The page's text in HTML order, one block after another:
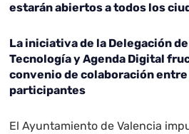
estarán abiertos a todos los
La iniciativa de la Delegación
Tecnología y Agenda Digital
convenio de colaboración
participantes
El Ayuntamiento de Valencia